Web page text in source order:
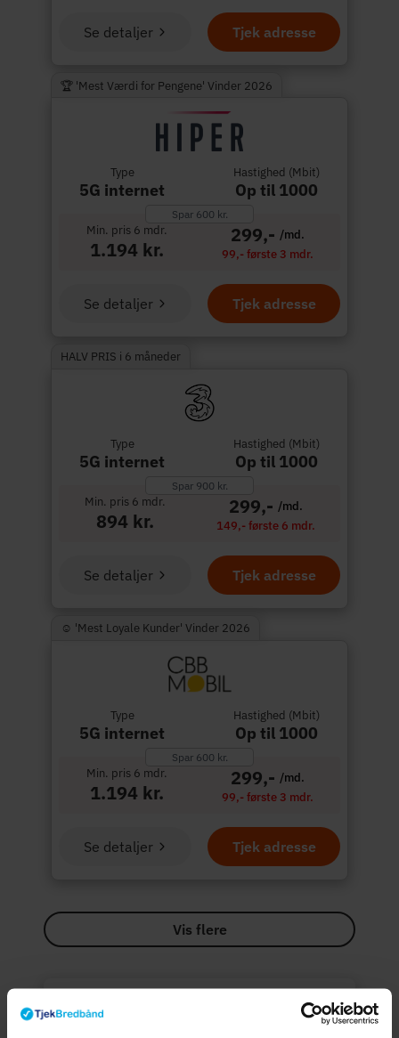
Tjek adresse
Se detaljer
🏆 'Mest Værdi for Pengene' Vinder 2026
Type
5G internet
Hastighed (Mbit)
Op til 1000
Spar 600 kr.
Min. pris 6 mdr.
1.194 kr.
299,- /md.
99,- første 3 mdr.
Tjek adresse
Se detaljer
HALV PRIS i 6 måneder
Type
5G internet
Hastighed (Mbit)
Op til 1000
Spar 900 kr.
Min. pris 6 mdr.
894 kr.
299,- /md.
149,- første 6 mdr.
Tjek adresse
Se detaljer
☺︎ 'Mest Loyale Kunder' Vinder 2026
Type
5G internet
Hastighed (Mbit)
Op til 1000
Spar 600 kr.
Min. pris 6 mdr.
1.194 kr.
299,- /md.
99,- første 3 mdr.
Tjek adresse
Se detaljer
Vis flere
Derfor kan du trygt
brugeTjekbredbånd.dk